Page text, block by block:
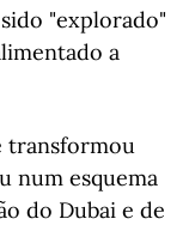
"explorado"
a
transformou
num esquema
do Dubai e de